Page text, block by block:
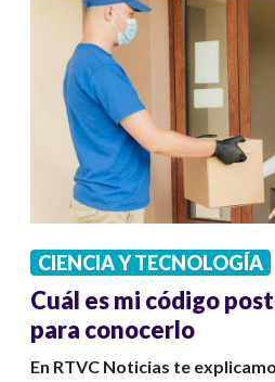
CIENCIA Y TECNOLOGÍA
Cuál es mi código
para conocerlo
En RTVC Noticias te